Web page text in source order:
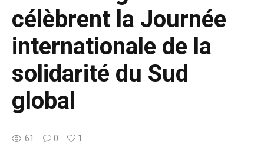
célèbrent la Journée
internationale de la
solidarité du Sud
global
61 0 1